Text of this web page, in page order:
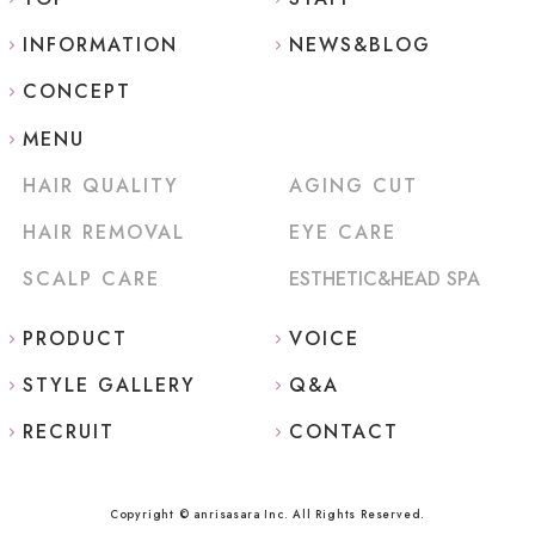
INFORMATION
CONCEPT
NEWS&BLOG
MENU
HAIR QUALITY
HAIR REMOVAL
SCALP CARE
AGING CUT
EYE CARE
ESTHETIC&HEAD SPA
PRODUCT
STYLE GALLERY
RECRUIT
VOICE
Q&A
CONTACT
Copyright © anrisasara Inc. All Rights Reserved.